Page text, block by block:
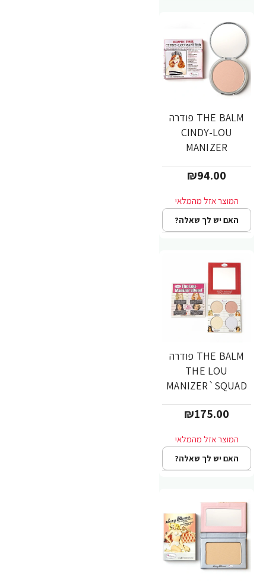
THE BALM פודרה
CINDY-LOU
MANIZER
₪94.00
האם יש לך שאלה?
THE BALM פודרה
THE LOU
MANIZER`SQUAD
₪175.00
האם יש לך שאלה?